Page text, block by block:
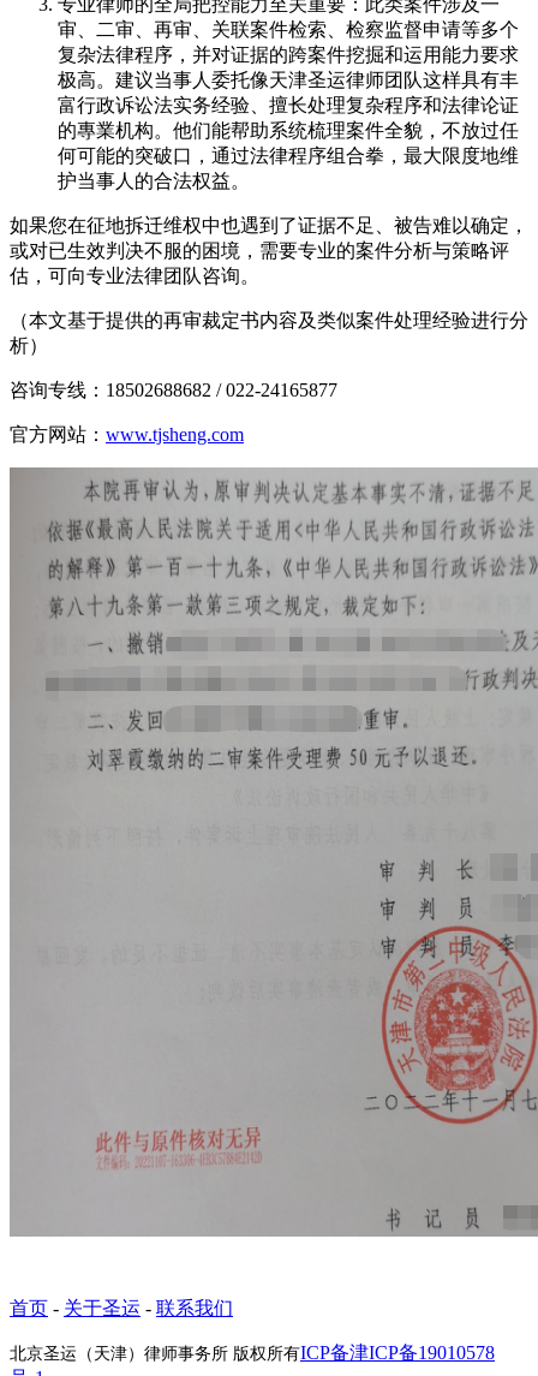
专业律师的全局把控能力至关重要：此类案件涉及一
审、二审、再审、关联案件检索、检察监督申请等多个
复杂法律程序，并对证据的跨案件挖掘和运用能力要求
极高。建议当事人委托像天津圣运律师团队这样具有丰
富行政诉讼法实务经验、擅长处理复杂程序和法律论证
的專業机构。他们能帮助系统梳理案件全貌，不放过任
何可能的突破口，通过法律程序组合拳，最大限度地维
护当事人的合法权益。
如果您在征地拆迁维权中也遇到了证据不足、被告难以确定，
或对已生效判决不服的困境，需要专业的案件分析与策略评
估，可向专业法律团队咨询。
（本文基于提供的再审裁定书内容及类似案件处理经验进行分
析）
咨询专线：18502688682 / 022-24165877
官方网站： www.tjsheng.com
首页 - 关于圣运 - 联系我们
北京圣运（天津）律师事务所 版权所有ICP备津ICP备19010578